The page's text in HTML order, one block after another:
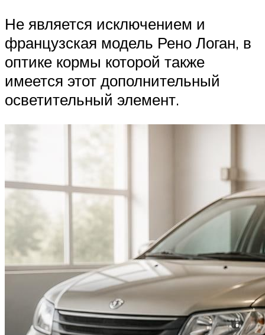
Не является исключением и
французская модель Рено Логан, в
оптике кормы которой также
имеется этот дополнительный
осветительный элемент.